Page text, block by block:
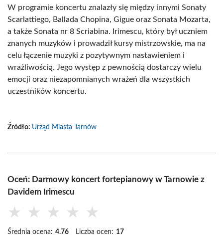
W programie koncertu znalazły się między innymi Sonaty
Scarlattiego, Ballada Chopina, Gigue oraz Sonata Mozarta,
a także Sonata nr 8 Scriabina. Irimescu, który był uczniem
znanych muzyków i prowadził kursy mistrzowskie, ma na
celu łączenie muzyki z pozytywnym nastawieniem i
wrażliwością. Jego występ z pewnością dostarczy wielu
emocji oraz niezapomnianych wrażeń dla wszystkich
uczestników koncertu.
Źródło: Urząd Miasta Tarnów
Oceń: Darmowy koncert fortepianowy w Tarnowie z
Davidem Irimescu
★ ★ ★ ★ ★
Średnia ocena: 4.76 Liczba ocen: 17